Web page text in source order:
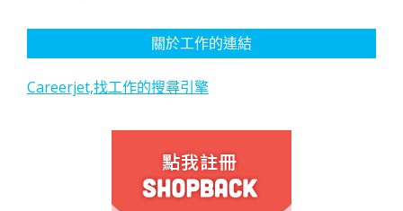
關於工作的連結
Careerjet,找工作的搜尋引擎